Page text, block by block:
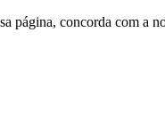
página, concorda com a